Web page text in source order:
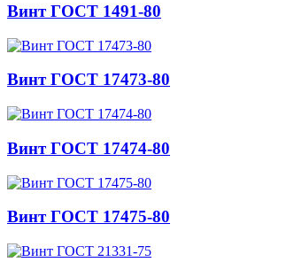
Винт ГОСТ 1491-80
Винт ГОСТ 17473-80
Винт ГОСТ 17474-80
Винт ГОСТ 17475-80